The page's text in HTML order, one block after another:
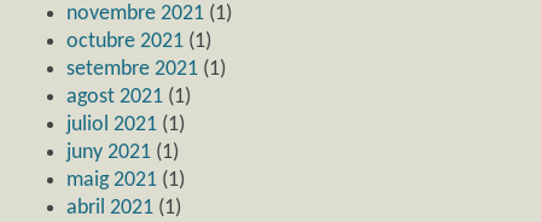
novembre 2021 (1)
octubre 2021 (1)
setembre 2021 (1)
agost 2021 (1)
juliol 2021 (1)
juny 2021 (1)
maig 2021 (1)
abril 2021 (1)